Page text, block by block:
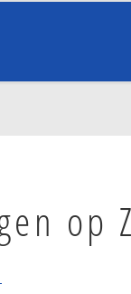
op